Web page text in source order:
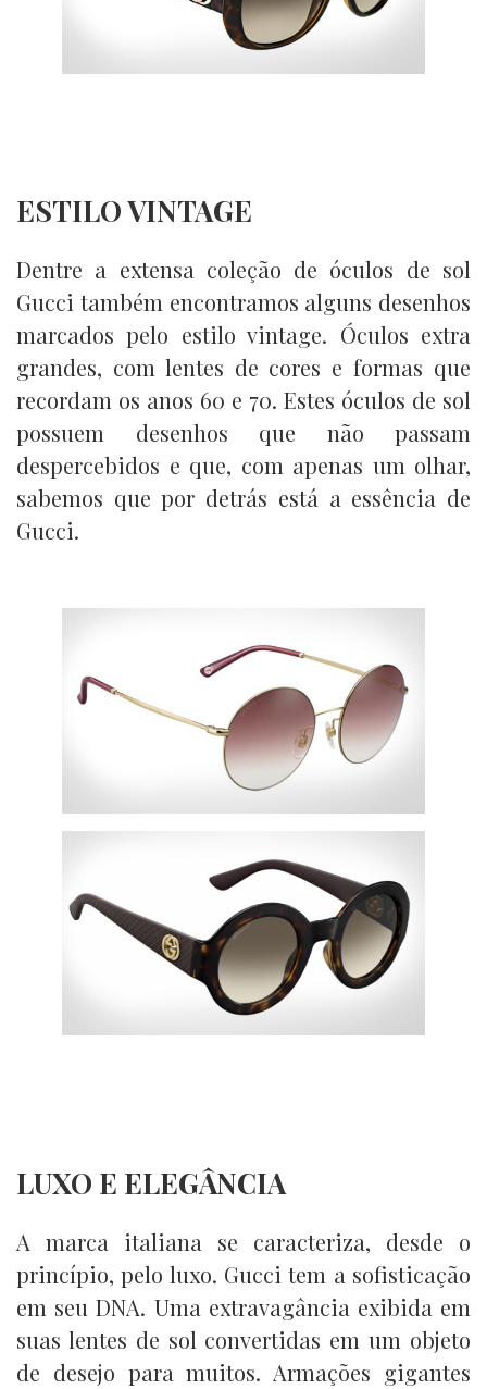
ESTILO VINTAGE
Dentre a extensa coleção de óculos de sol
Gucci também encontramos alguns desenhos
marcados pelo estilo vintage. Óculos extra
grandes, com lentes de cores e formas que
recordam os anos 60 e 70. Estes óculos de sol
possuem desenhos que não passam
despercebidos e que, com apenas um olhar,
sabemos que por detrás está a essência de
Gucci.
LUXO E ELEGÂNCIA
A marca italiana se caracteriza, desde o
princípio, pelo luxo. Gucci tem a sofisticação
em seu DNA. Uma extravagância exibida em
suas lentes de sol convertidas em um objeto
de desejo para muitos. Armações gigantes